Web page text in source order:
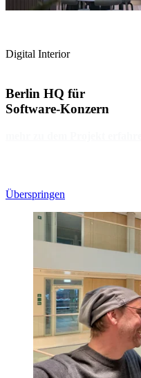
Digital Interior
Berlin HQ für
Software-Konzern
Überspringen